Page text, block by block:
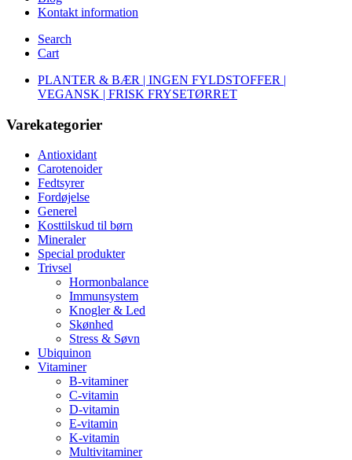
Kontakt information
Search
Cart
PLANTER & BÆR | INGEN FYLDSTOFFER |
VEGANSK | FRISK FRYSETØRRET
Varekategorier
Antioxidant
Carotenoider
Fedtsyrer
Fordøjelse
Generel
Kosttilskud til børn
Mineraler
Special produkter
Trivsel
Hormonbalance
Immunsystem
Knogler & Led
Skønhed
Stress & Søvn
Ubiquinon
Vitaminer
B-vitaminer
C-vitamin
D-vitamin
E-vitamin
K-vitamin
Multivitaminer